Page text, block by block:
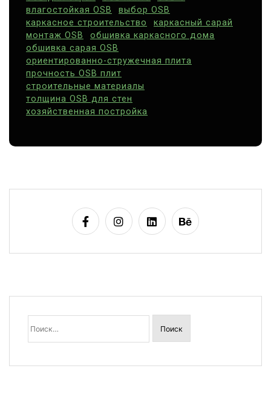
влагостойкая OSB
выбор OSB
каркасное строительство
каркасный сарай
монтаж OSB
обшивка каркасного дома
обшивка сарая OSB
ориентированно-стружечная плита
прочность OSB плит
строительные материалы
толщина OSB для стен
хозяйственная постройка
Найти: